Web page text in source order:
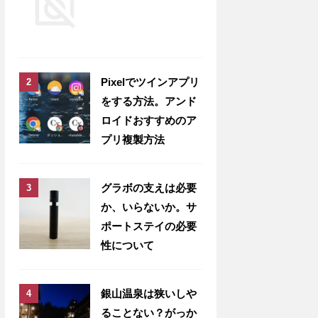
Pixelでツインアプリ
をする方法。アンド
ロイドおすすめのア
プリ複製方法
グラボの支えは必要
か、いらないか。サ
ポートステイの必要
性について
銀山温泉は狭いしや
ることない？がっか